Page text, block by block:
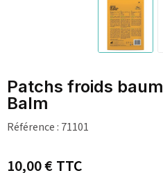
Patchs froids
Balm
Référence : 71101
10,00 €TTC